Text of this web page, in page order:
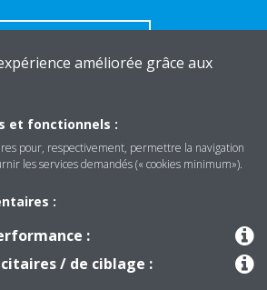
améliorée grâce aux
et fonctionnels :
pour, respectivement, permettre la navigation
les services demandés (« cookies minimum»).
:
:
/ de ciblage :